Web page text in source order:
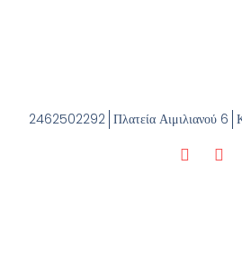
2462502292 Πλατεία Αιμιλιανού 6